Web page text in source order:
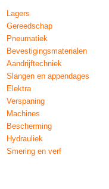
Lagers
Gereedschap
Pneumatiek
Bevestigingsmaterialen
Aandrijftechniek
Slangen en appendages
Elektra
Verspaning
Machines
Bescherming
Hydrauliek
Smering en verf